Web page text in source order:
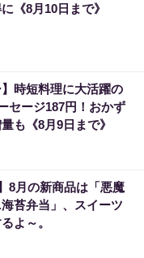
《8月10日まで》
】時短料理に大活躍の
セージ187円！おかず
も《8月9日まで》
8月の新商品は「悪魔
苔弁当」、スイーツ
よ～。